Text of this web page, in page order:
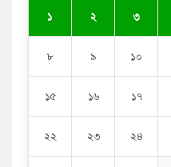
১ ২ ৩
৮ ৯ ১০
১৫ ১৬ ১৭
২২ ২৩ ২৪